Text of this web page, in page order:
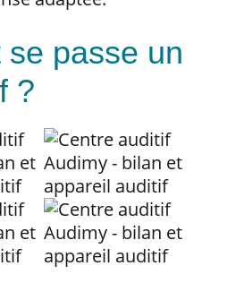
passe un
?